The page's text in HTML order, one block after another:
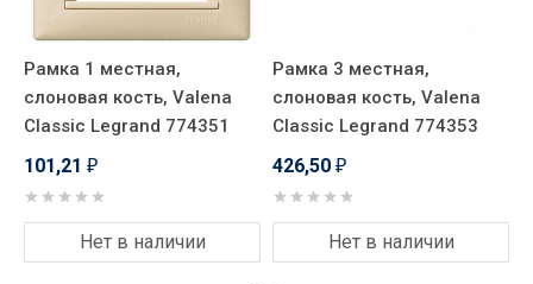
Рамка 1 местная,
слоновая кость, Valena
Classic Legrand 774351
101,21 ₽
Нет в наличии
Рамка 3 местная,
слоновая кость, Valena
Classic Legrand 774353
426,50 ₽
Нет в наличии